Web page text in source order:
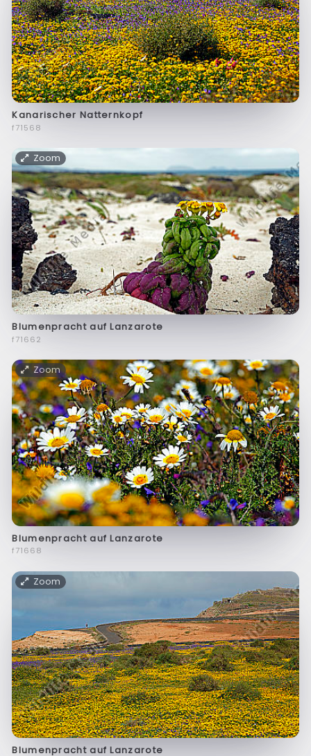
Kanarischer Natternkopf
f71568
Zoom
Blumenpracht auf Lanzarote
f71662
Zoom
Blumenpracht auf Lanzarote
f71668
Zoom
Blumenpracht auf Lanzarote